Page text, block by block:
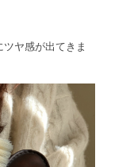
ヤ感が出てきま